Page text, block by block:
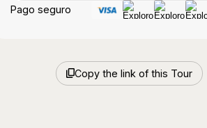
Pago seguro
Copy the link of this Tour